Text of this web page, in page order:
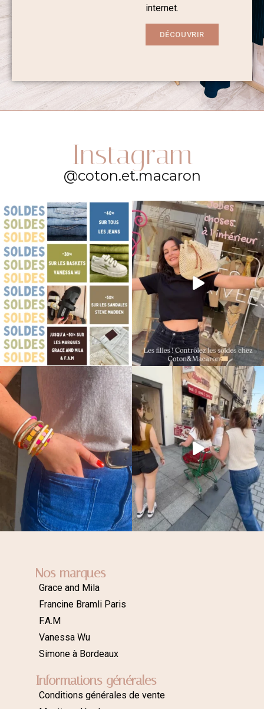
internet.
DÉCOUVRIR
Instagram
@coton.et.macaron
Nos marques
Grace and Mila
Francine Bramli Paris
F.A.M
Vanessa Wu
Simone à Bordeaux
Informations générales
Conditions générales de vente